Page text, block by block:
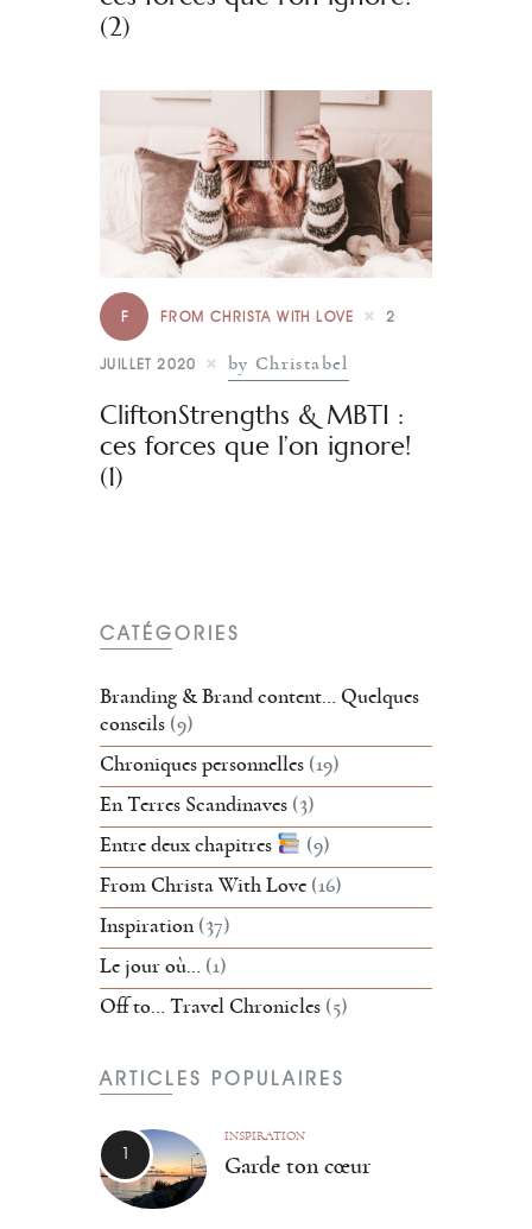
(2)
F FROM CHRISTA WITH LOVE 2
JUILLET 2020 by Christabel
CliftonStrengths & MBTI :
ces forces que l’on ignore!
(1)
CATÉGORIES
Branding & Brand content… Quelques
conseils (9)
Chroniques personnelles (19)
En Terres Scandinaves (3)
Entre deux chapitres
(9)
From Christa With Love (16)
Inspiration(37)
Le jour où… (1)
Off to… Travel Chronicles (5)
ARTICLES POPULAIRES
INSPIRATION
Garde ton cœur